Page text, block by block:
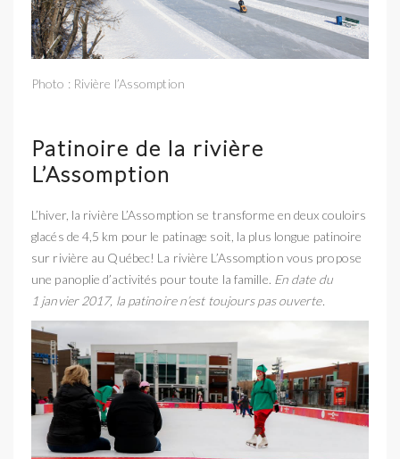
Photo : Rivière l’Assomption
Patinoire de la rivière
L’Assomption
L’hiver, la rivière L’Assomption se transforme en deux couloirs
glacés de 4,5 km pour le patinage soit, la plus longue patinoire
sur rivière au Québec! La rivière L’Assomption vous propose
une panoplie d’activités pour toute la famille. En date du
1 janvier 2017, la patinoire n’est toujours pas ouverte.